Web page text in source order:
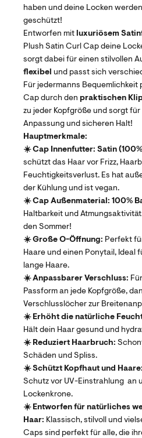
haben und deine Locken
geschützt!
Entworfen mit luxuriösem
Plush Satin Curl Cap deine
sorgt dabei für einen stilvollen
flexibel und passt sich
Für jedermanns Bequemlichkeit
Cap durch den praktischen
zu jeder Kopfgröße und sorgt
Anpassung und sicheren Halt!
Hauptmerkmale:
☀️ Cap Innenfutter: Satin
schützt das Haar vor Frizz,
Feuchtigkeitsverlust. Es hat
der Kühlung und ist vegan.
☀️ Cap Außenmaterial: 100%
Haltbarkeit und
den Sommer!
☀️ Große O-Öffnung: Perfekt
Haare und einen Ponytail, Ideal
lange Haare.
☀️ Anpassbarer Verschluss:
Passform an jede Kopfgröße,
Verschlusslöcher zur
☀️ Erhöht die natürliche
Hält dein Haar gesund und
☀️ Reduziert Haarbruch:
Schäden und Spliss.
☀️ Schützt Kopfhaut und Haare:
Schutz vor UV-Einstrahlung an
Lockenkrone.
☀️ Entworfen für natürliches
Haar: Klassisch, stilvoll und
Caps sind perfekt für alle, die